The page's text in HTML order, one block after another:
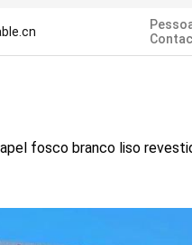
fosco branco liso